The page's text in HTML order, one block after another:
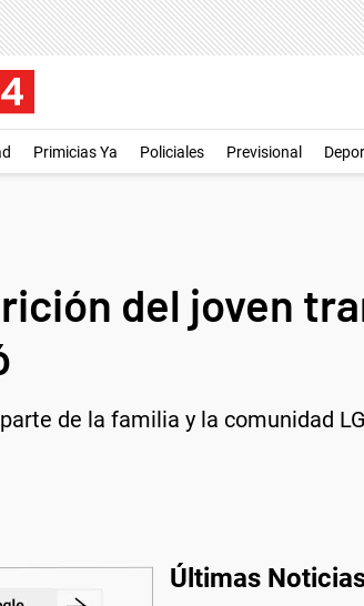
Primicias Ya Policiales Previsional
del joven
de la familia y la comunidad
Últimas